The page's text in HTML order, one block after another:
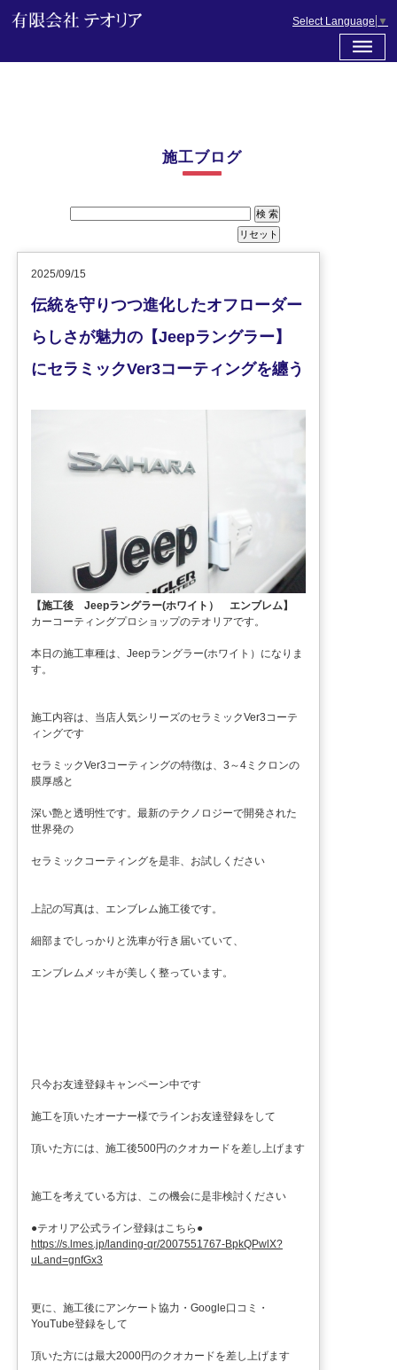
Select Language ▼
施工ブログ
2025/09/15
伝統を守りつつ進化したオフローダー
らしさが魅力の【Jeepラングラー】
にセラミックVer3コーティングを纏う
【施工後 Jeepラングラー(ホワイト） エンブレム】
カーコーティングプロショップのテオリアです。
本日の施工車種は、Jeepラングラー(ホワイト）になりま
す。
施工内容は、当店人気シリーズのセラミックVer3コーテ
ィングです
セラミックVer3コーティングの特徴は、3～4ミクロンの
膜厚感と
深い艶と透明性です。最新のテクノロジーで開発された
世界発の
セラミックコーティングを是非、お試しください
上記の写真は、エンブレム施工後です。
細部までしっかりと洗車が行き届いていて、
エンブレムメッキが美しく整っています。
只今お友達登録キャンペーン中です
施工を頂いたオーナー様でラインお友達登録をして
頂いた方には、施工後500円のクオカードを差し上げます
施工を考えている方は、この機会に是非検討ください
●テオリア公式ライン登録はこちら●
https://s.lmes.jp/landing-qr/2007551767-BpkQPwlX?
uLand=gnfGx3
更に、施工後にアンケート協力・Google口コミ・
YouTube登録をして
頂いた方には最大2000円のクオカードを差し上げます